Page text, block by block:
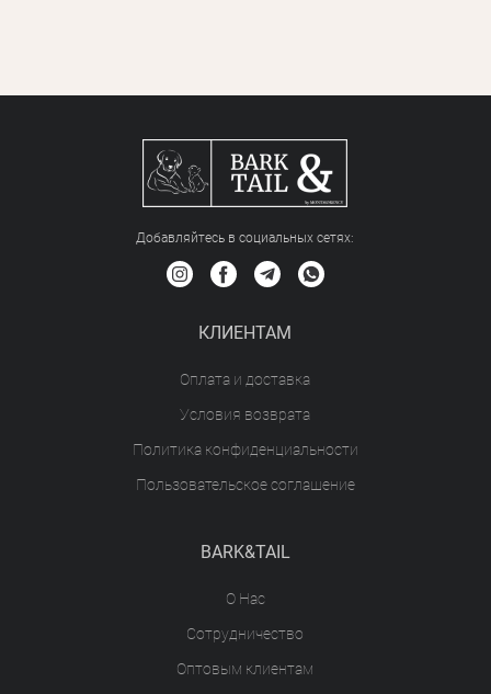
Добавляйтесь в социальных сетяx:
КЛИЕНТАМ
Оплата и доставка
Условия возврата
Политика конфиденциальности
Пользовательское соглашение
BARK&TAIL
О Нас
Сотрудничество
Оптовым клиентам